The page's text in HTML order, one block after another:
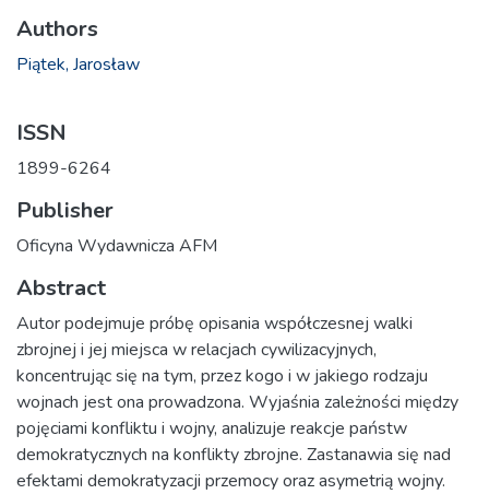
Authors
Piątek, Jarosław
ISSN
1899-6264
Publisher
Oficyna Wydawnicza AFM
Abstract
Autor podejmuje próbę opisania współczesnej walki
zbrojnej i jej miejsca w relacjach cywilizacyjnych,
koncentrując się na tym, przez kogo i w jakiego rodzaju
wojnach jest ona prowadzona. Wyjaśnia zależności między
pojęciami konfliktu i wojny, analizuje reakcje państw
demokratycznych na konflikty zbrojne. Zastanawia się nad
efektami demokratyzacji przemocy oraz asymetrią wojny.